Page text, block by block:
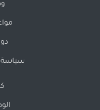
سياسة